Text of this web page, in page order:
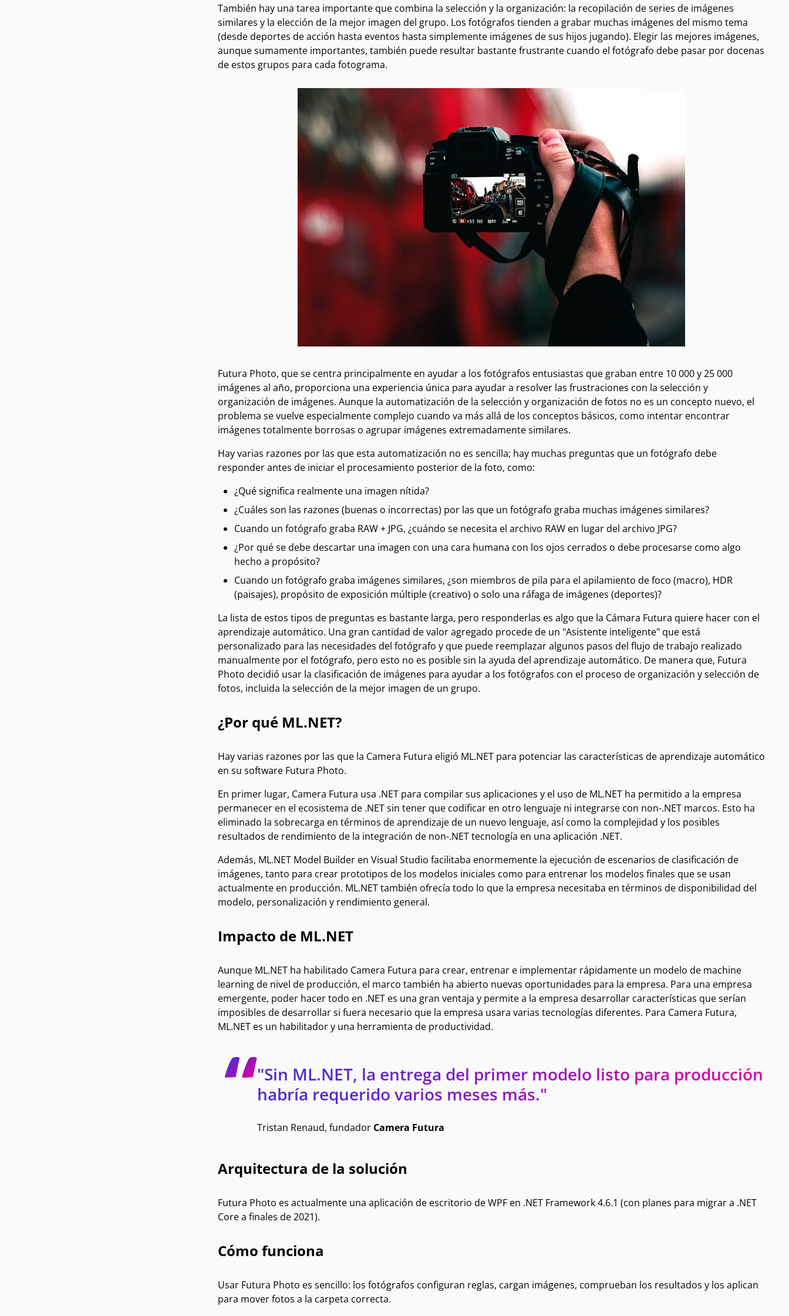
También hay una tarea importante que combina la selección y la organización: la recopilación de series de imágenes
similares y la elección de la mejor imagen del grupo. Los fotógrafos tienden a grabar muchas imágenes del mismo tema
(desde deportes de acción hasta eventos hasta simplemente imágenes de sus hijos jugando). Elegir las mejores imágenes,
aunque sumamente importantes, también puede resultar bastante frustrante cuando el fotógrafo debe pasar por docenas
de estos grupos para cada fotograma.
Futura Photo, que se centra principalmente en ayudar a los fotógrafos entusiastas que graban entre 10 000 y 25 000
imágenes al año, proporciona una experiencia única para ayudar a resolver las frustraciones con la selección y
organización de imágenes. Aunque la automatización de la selección y organización de fotos no es un concepto nuevo, el
problema se vuelve especialmente complejo cuando va más allá de los conceptos básicos, como intentar encontrar
imágenes totalmente borrosas o agrupar imágenes extremadamente similares.
Hay varias razones por las que esta automatización no es sencilla; hay muchas preguntas que un fotógrafo debe
responder antes de iniciar el procesamiento posterior de la foto, como:
¿Qué significa realmente una imagen nítida?
¿Cuáles son las razones (buenas o incorrectas) por las que un fotógrafo graba muchas imágenes similares?
Cuando un fotógrafo graba RAW + JPG, ¿cuándo se necesita el archivo RAW en lugar del archivo JPG?
¿Por qué se debe descartar una imagen con una cara humana con los ojos cerrados o debe procesarse como algo
hecho a propósito?
Cuando un fotógrafo graba imágenes similares, ¿son miembros de pila para el apilamiento de foco (macro), HDR
(paisajes), propósito de exposición múltiple (creativo) o solo una ráfaga de imágenes (deportes)?
La lista de estos tipos de preguntas es bastante larga, pero responderlas es algo que la Cámara Futura quiere hacer con el
aprendizaje automático. Una gran cantidad de valor agregado procede de un "Asistente inteligente" que está
personalizado para las necesidades del fotógrafo y que puede reemplazar algunos pasos del flujo de trabajo realizado
manualmente por el fotógrafo, pero esto no es posible sin la ayuda del aprendizaje automático. De manera que, Futura
Photo decidió usar la clasificación de imágenes para ayudar a los fotógrafos con el proceso de organización y selección de
fotos, incluida la selección de la mejor imagen de un grupo.
¿Por qué ML.NET?
Hay varias razones por las que la Camera Futura eligió ML.NET para potenciar las características de aprendizaje automático
en su software Futura Photo.
En primer lugar, Camera Futura usa .NET para compilar sus aplicaciones y el uso de ML.NET ha permitido a la empresa
permanecer en el ecosistema de .NET sin tener que codificar en otro lenguaje ni integrarse con non-.NET marcos. Esto ha
eliminado la sobrecarga en términos de aprendizaje de un nuevo lenguaje, así como la complejidad y los posibles
resultados de rendimiento de la integración de non-.NET tecnología en una aplicación .NET.
Además, ML.NET Model Builder en Visual Studio facilitaba enormemente la ejecución de escenarios de clasificación de
imágenes, tanto para crear prototipos de los modelos iniciales como para entrenar los modelos finales que se usan
actualmente en producción. ML.NET también ofrecía todo lo que la empresa necesitaba en términos de disponibilidad del
modelo, personalización y rendimiento general.
Impacto de ML.NET
Aunque ML.NET ha habilitado Camera Futura para crear, entrenar e implementar rápidamente un modelo de machine
learning de nivel de producción, el marco también ha abierto nuevas oportunidades para la empresa. Para una empresa
emergente, poder hacer todo en .NET es una gran ventaja y permite a la empresa desarrollar características que serían
imposibles de desarrollar si fuera necesario que la empresa usara varias tecnologías diferentes. Para Camera Futura,
ML.NET es un habilitador y una herramienta de productividad.
"Sin ML.NET, la entrega del primer modelo listo para producción
habría requerido varios meses más."
Tristan Renaud, fundador Camera Futura
Arquitectura de la solución
Futura Photo es actualmente una aplicación de escritorio de WPF en .NET Framework 4.6.1 (con planes para migrar a .NET
Core a finales de 2021).
Cómo funciona
Usar Futura Photo es sencillo: los fotógrafos configuran reglas, cargan imágenes, comprueban los resultados y los aplican
para mover fotos a la carpeta correcta.